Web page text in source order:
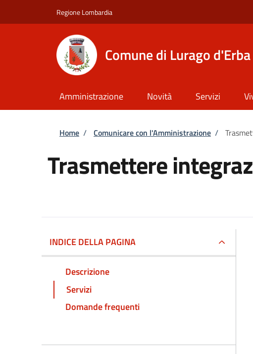
Regione Lombardia
Comune di Lurago d'Erba
Amministrazione Novità Servizi
Briciole di pane
Home / Comunicare con l'Amministrazione /
Trasmettere
INDICE DELLA PAGINA
Descrizione
Servizi
Domande frequenti